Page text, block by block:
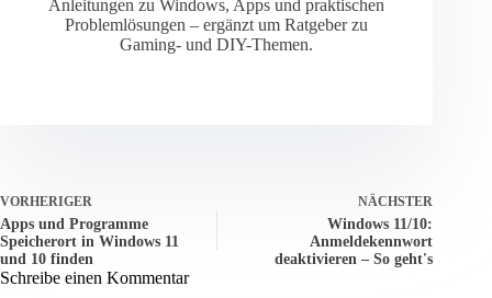
Anleitungen zu Windows, Apps und praktischen
Problemlösungen – ergänzt um Ratgeber zu
Gaming- und DIY-Themen.
VORHERIGER
Apps und Programme
Speicherort in Windows 11
und 10 finden
NÄCHSTER
Windows 11/10:
Anmeldekennwort
deaktivieren – So geht's
Schreibe einen Kommentar